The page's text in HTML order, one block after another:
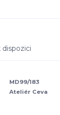
MD99/183
Ateliér Ceva